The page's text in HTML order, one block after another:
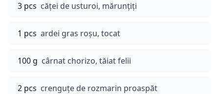
3 pcs căței de usturoi, mărunțiți
1 pcs ardei gras roșu, tocat
100 g cârnat chorizo, tăiat felii
2 pcs crenguțe de rozmarin proaspăt